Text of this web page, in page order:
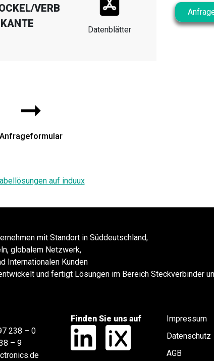
/VERB
Datenblätter
➞
Anfrageformular
auf induux
mit Standort in Süddeutschland,
globalem Netzwerk,
Internationalen Kunden
und fertigt Lösungen im Bereich Steckverbinder
238 – 0
– 9
Finden Sie uns auf
Impressum
Datenschutz
AGB